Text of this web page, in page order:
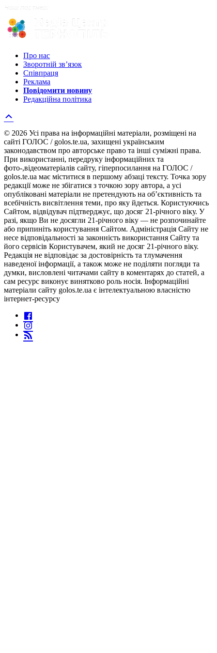
Про нас
Зворотній зв’язок
Співпраця
Реклама
Повідомити новину
Редакційна політика
© 2026 Усі права на інформаційні матеріали, розміщені на
сайті ГОЛОС / golos.te.ua, захищені українським
законодавством про авторське право та інші суміжні права.
При використанні, передруку інформаційних та
фото-,відеоматеріалів сайту, гіперпосилання на ГОЛОС /
golos.te.ua має міститися в першому абзаці тексту. Точка зору
редакції може не збігатися з точкою зору автора, а усі
опубліковані матеріали не претендують на об’єктивність та
всебічність висвітлення теми, про яку йдеться. Користуючись
Сайтом, відвідувач підтверджує, що досяг 21-річного віку. У
разі, якщо Ви не досягли 21-річного віку — не розпочинайте
або припиніть користування Сайтом. Адміністрація Сайту не
несе відповідальності за законність використання Сайту та
його сервісів Користувачем, який не досяг 21-річного віку.
Редакція не відповідає за достовірність та тлумачення
наведеної інформації, а також може не поділяти погляди та
думки, висловлені читачами сайту в коментарях до статей, а
сам ресурс виконує винятково роль носія. Інформаційні
матеріали сайту golos.te.ua є інтелектуальною власністю
інтернет-ресурсу